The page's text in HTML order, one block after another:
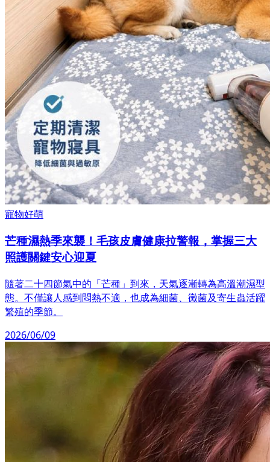
寵物好萌
芒種濕熱季來襲！毛孩皮膚健康拉警報，掌握三大
照護關鍵安心迎夏
隨著二十四節氣中的「芒種」到來，天氣逐漸轉為高溫潮濕型
態。不僅讓人感到悶熱不適，也成為細菌、黴菌及寄生蟲活躍
繁殖的季節。
2026/06/09